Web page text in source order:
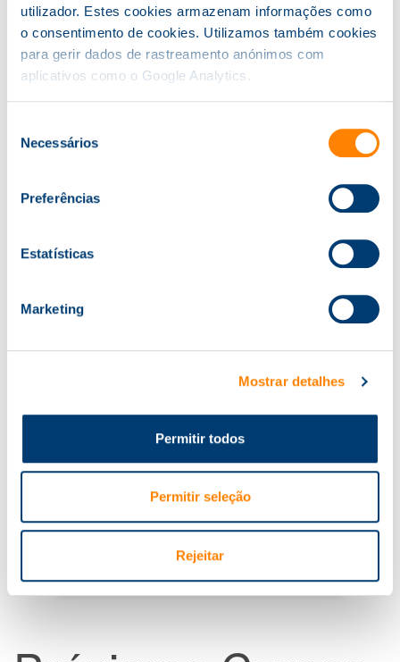
utilizador. Estes cookies armazenam informações como
o consentimento de cookies. Utilizamos também cookies
para gerir dados de rastreamento anónimos com
aplicativos como o Google Analytics.
Necessários
Preferências
Estatísticas
Marketing
Mostrar detalhes
Permitir todos
Permitir seleção
Rejeitar
Tel.22 605 22 50. email:formacao@knowit.pt
Cursos Relacionados
Tools em Excel
Access nível 1 . Iniciação